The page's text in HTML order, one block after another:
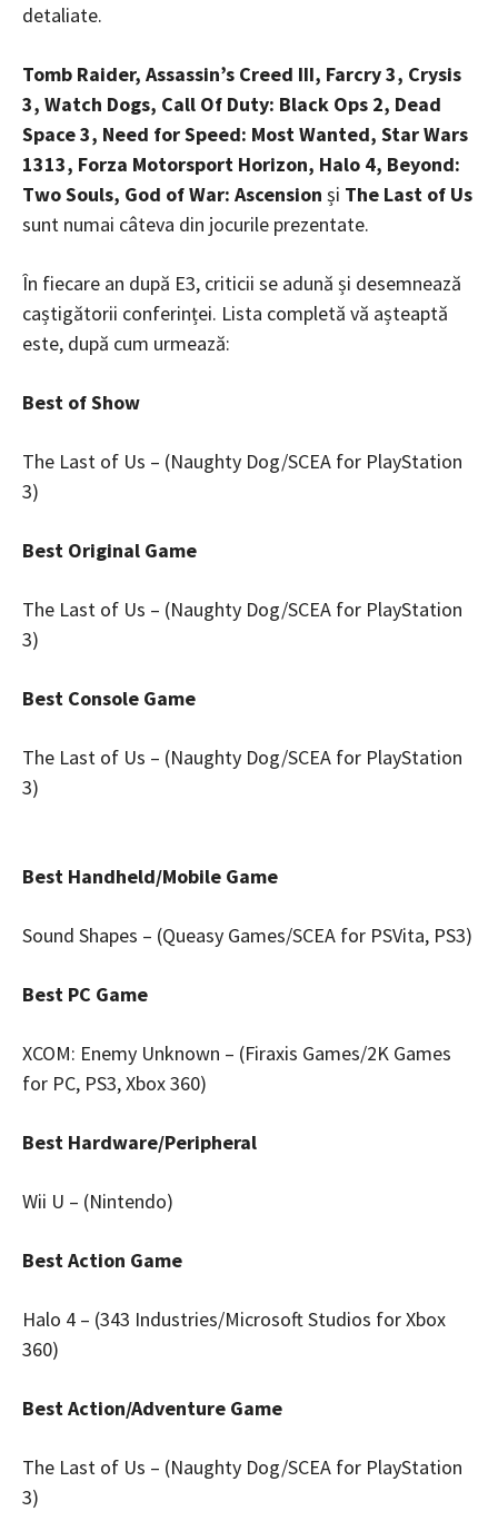
detaliate.
Tomb Raider, Assassin’s Creed III, Farcry 3, Crysis
3, Watch Dogs, Call Of Duty: Black Ops 2, Dead
Space 3, Need for Speed: Most Wanted, Star Wars
1313, Forza Motorsport Horizon, Halo 4, Beyond:
Two Souls, God of War: Ascension și The Last of Us
sunt numai câteva din jocurile prezentate.
În fiecare an după E3, criticii se adună și desemnează
caștigătorii conferinței. Lista completă vă așteaptă
este, după cum urmează:
Best of Show
The Last of Us – (Naughty Dog/SCEA for PlayStation
3)
Best Original Game
The Last of Us – (Naughty Dog/SCEA for PlayStation
3)
Best Console Game
The Last of Us – (Naughty Dog/SCEA for PlayStation
3)
Best Handheld/Mobile Game
Sound Shapes – (Queasy Games/SCEA for PSVita, PS3)
Best PC Game
XCOM: Enemy Unknown – (Firaxis Games/2K Games
for PC, PS3, Xbox 360)
Best Hardware/Peripheral
Wii U – (Nintendo)
Best Action Game
Halo 4 – (343 Industries/Microsoft Studios for Xbox
360)
Best Action/Adventure Game
The Last of Us – (Naughty Dog/SCEA for PlayStation
3)